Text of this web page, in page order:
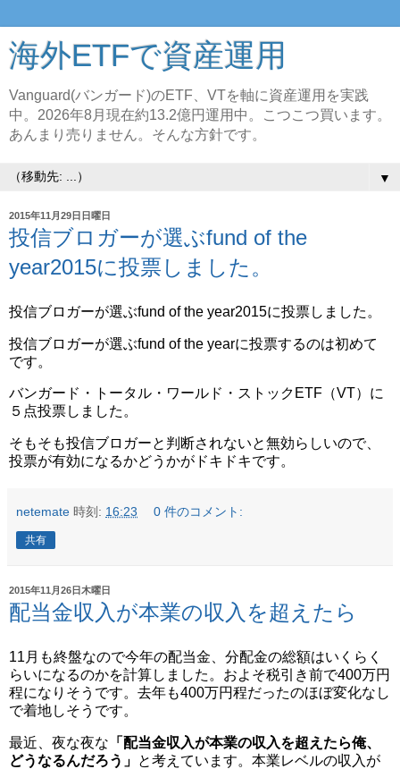
海外ETFで資産運用
Vanguard(バンガード)のETF、VTを軸に資産運用を実践
中。2026年8月現在約13.2億円運用中。こつこつ買います。
あんまり売りません。そんな方針です。
▼
2015年11月29日日曜日
投信ブロガーが選ぶfund of the
year2015に投票しました。
投信ブロガーが選ぶfund of the year2015に投票しました。
投信ブロガーが選ぶfund of the yearに投票するのは初めて
です。
バンガード・トータル・ワールド・ストックETF（VT）に
５点投票しました。
そもそも投信ブロガーと判断されないと無効らしいので、
投票が有効になるかどうかがドキドキです。
netemate 時刻: 16:23 0 件のコメント:
共有
2015年11月26日木曜日
配当金収入が本業の収入を超えたら
11月も終盤なので今年の配当金、分配金の総額はいくらく
らいになるのかを計算しました。およそ税引き前で400万円
程になりそうです。去年も400万円程だったのほぼ変化なし
で着地しそうです。
最近、夜な夜な 「配当金収入が本業の収入を超えたら俺、
どうなるんだろう」 と考えています。本業レベルの収入が